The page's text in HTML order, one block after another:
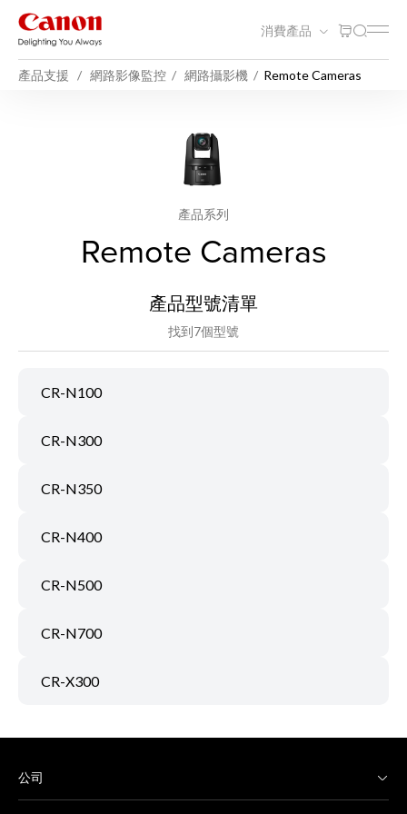
消費產品
產品支援 網路影像監控 網路攝影機 Remote Cameras
產品系列
Remote Cameras
產品型號清單
找到7個型號
CR-N100
CR-N300
CR-N350
CR-N400
CR-N500
CR-N700
CR-X300
公司